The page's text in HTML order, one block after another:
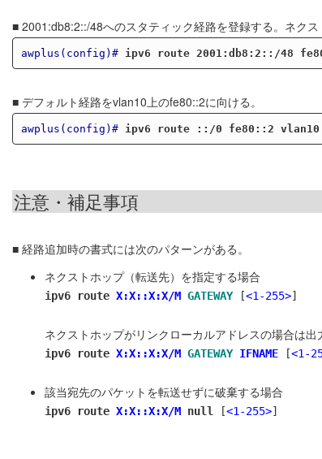
■ 2001:db8:2::/48へのスタティック経路を登録する。ネク
awplus(config)# ipv6 route 2001:db8:2::/48
■ デフォルト経路をvlan10上のfe80::2に向ける。
awplus(config)# ipv6 route ::/0 fe80::2 vlan10
注意・補足事項
■ 経路追加時の書式には次のパターンがある。
ネクストホップ（転送先）を指定する場合
ipv6 route X:X::X:X/M GATEWAY [<1-255>]
ネクストホップがリンクローカルアドレスの場合は
ipv6 route X:X::X:X/M GATEWAY IFNAME [<1-
該当宛先のパケットを転送せずに破棄する場合
ipv6 route X:X::X:X/M null [<1-255>]